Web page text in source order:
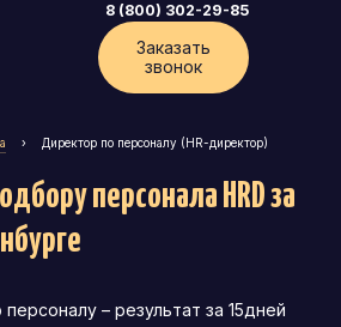
8 (800) 302-29-85
Заказать
звонок
› Директор по персоналу (HR-директор)
– результат за 15дней